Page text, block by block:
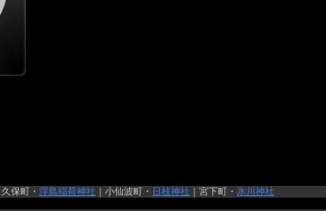
久保町・ 浮島稲荷神社 ｜小仙波町・ 日枝神社 ｜宮下町・ 氷川神社